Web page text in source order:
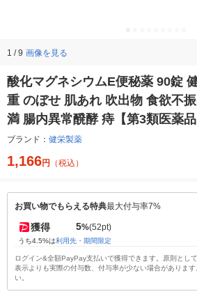
1 / 9 画像を見る
酸化マグネシウムE便秘薬 90錠
重 のぼせ 肌あれ 吹出物 食欲不
満 腸内異常醗酵 痔【第3類医薬品
ブランド： 健栄製薬
1,166円 （税込）
お買い物でもらえる特典最大付与率7%
獲得 5%(52pt)
うち4.5%は利用先・期間限定
ログイン&全額PayPay支払いで獲得できます。原則とし
表示よりも実際の付与数、付与率が少ない場合がありま
い。